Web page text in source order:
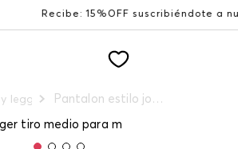
Recibe: 15%OFF suscribiéndote a nuestro
leggings Pantalon estilo jogger tiro medio para m